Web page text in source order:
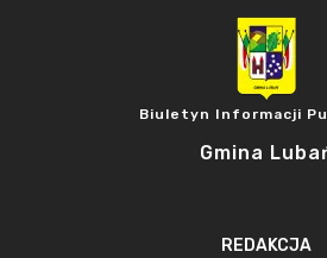
Biuletyn Informacji
Gmina
REDAKCJA